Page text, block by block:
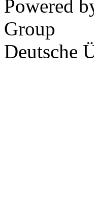
Powered
Group
Deutsche